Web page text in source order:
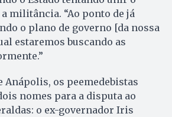
militância. “Ao ponto de já
o plano de governo [da nossa
estaremos buscando as
Anápolis, os peemedebistas
nomes para a disputa ao
o ex-governador Iris